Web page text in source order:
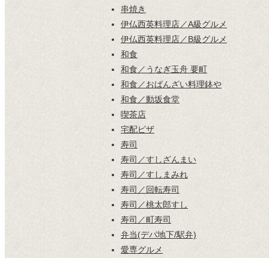
串焼き
伊仏西英料理店／A級グルメ
伊仏西英料理店／B級グルメ
和食
和食／うなぎ玉舟 要町
和食／おばんざい料理鉢や
和食／動坂食堂
喫茶店
宅配ピザ
寿司
寿司／すしざんまい
寿司／すしまみれ
寿司／回転寿司
寿司／桃太郎すし
寿司／町寿司
弁当(デパ地下/駅弁)
愛専グルメ